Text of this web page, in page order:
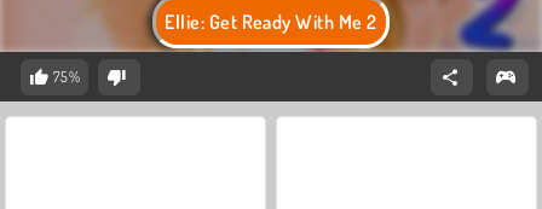
Ellie: Get Ready With Me 2
75%